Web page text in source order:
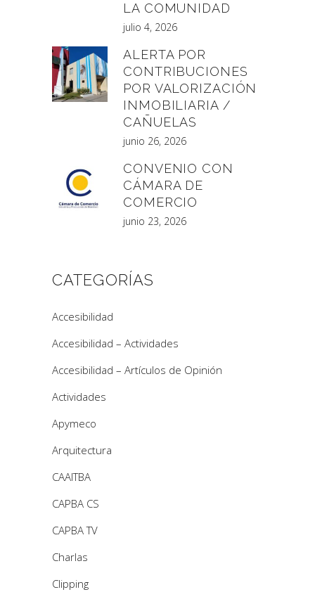
LA COMUNIDAD
julio 4, 2026
ALERTA POR
CONTRIBUCIONES
POR VALORIZACIÓN
INMOBILIARIA /
CAÑUELAS
junio 26, 2026
CONVENIO CON
CÁMARA DE
COMERCIO
junio 23, 2026
CATEGORÍAS
Accesibilidad
Accesibilidad – Actividades
Accesibilidad – Artículos de Opinión
Actividades
Apymeco
Arquitectura
CAAITBA
CAPBA CS
CAPBA TV
Charlas
Clipping